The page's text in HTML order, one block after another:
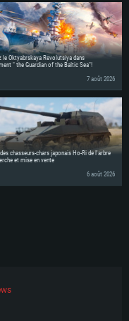
le Oktyabrskaya Revolutsiya dans
" the Guardian of the Baltic Sea"!
7 août 2026
chasseurs-chars japonais Ho-Ri de l'arbre
et mise en vente
6 août 2026